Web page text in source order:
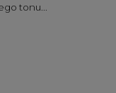
tonu...